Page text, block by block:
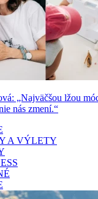
„Najväčšou lžou
nás zmení.“
A VÝLETY